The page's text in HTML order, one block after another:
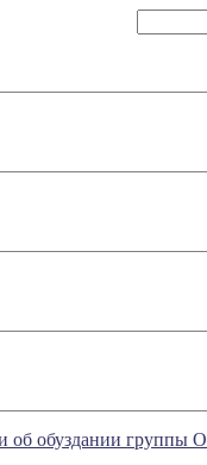
обуздании группы